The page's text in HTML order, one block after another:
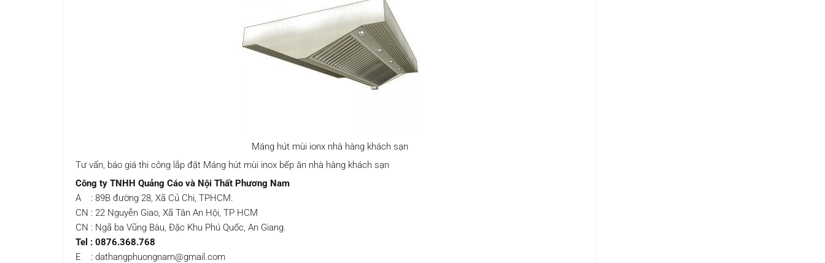
Máng hút mùi ionx nhà hàng khách sạn
Tư vấn, báo giá thi công lắp đặt Máng hút mùi inox bếp ăn nhà hàng khách sạn
Công ty TNHH Quảng Cáo và Nội Thất Phương Nam
A : 89B đường 28, Xã Củ Chi, TPHCM.
CN : 22 Nguyễn Giao, Xã Tân An Hội, TP HCM
CN : Ngã ba Vũng Bàu, Đặc Khu Phú Quốc, An Giang.
Tel : 0876.368.768
E : dathangphuongnam@gmail.com